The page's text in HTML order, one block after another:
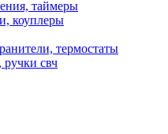
таймеры
коуплеры
термостаты
свч